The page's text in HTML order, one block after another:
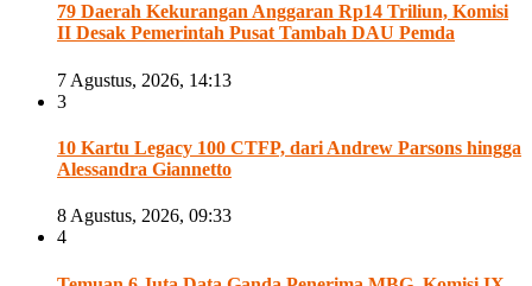
79 Daerah Kekurangan Anggaran Rp14 Triliun, Komisi
II Desak Pemerintah Pusat Tambah DAU Pemda
7 Agustus, 2026, 14:13
3
10 Kartu Legacy 100 CTFP, dari Andrew Parsons hingga
Alessandra Giannetto
8 Agustus, 2026, 09:33
4